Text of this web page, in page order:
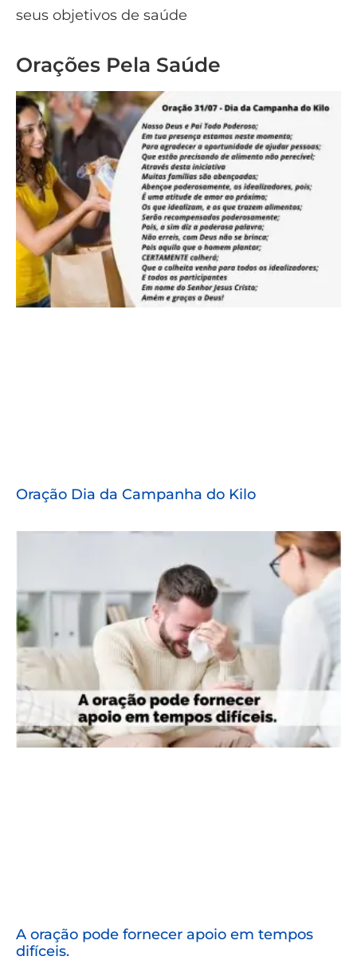
seus objetivos de saúde
Orações Pela Saúde
Oração Dia da Campanha do Kilo
A oração pode fornecer apoio em tempos
difíceis.